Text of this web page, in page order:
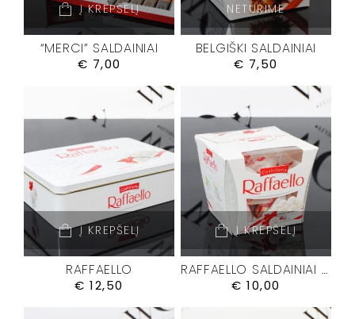
Į KREPŠELĮ
“MERCI” SALDAINIAI
€ 7,00
NETURIME
BELGIŠKI SALDAINIAI
€ 7,50
Į KREPŠELĮ
RAFFAELLO
€ 12,50
Į KREPŠELĮ
RAFFAELLO SALDAINIAI M
€ 10,00